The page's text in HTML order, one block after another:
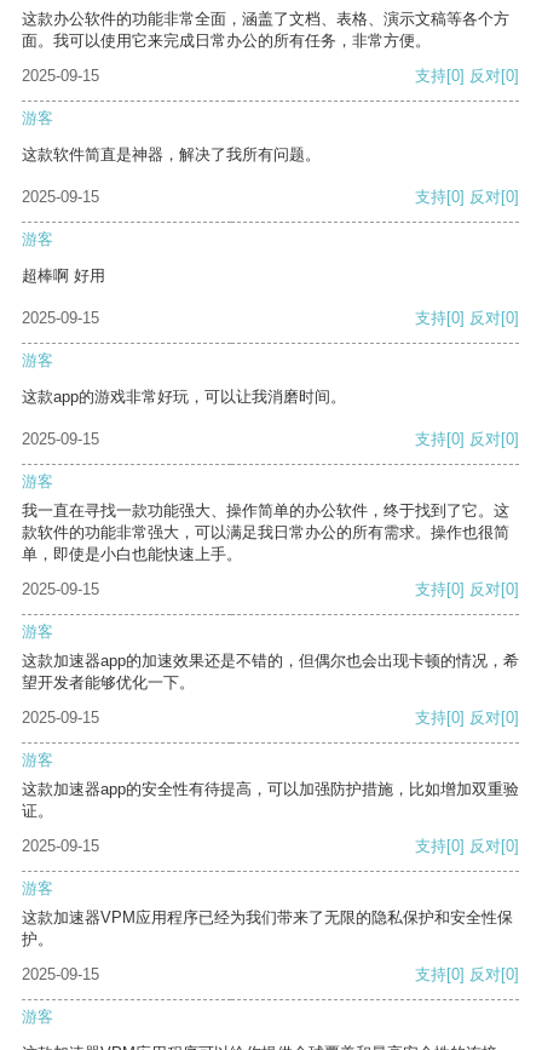
这款办公软件的功能非常全面，涵盖了文档、表格、演示文稿等各个方
面。我可以使用它来完成日常办公的所有任务，非常方便。
2025-09-15
支持[0] 反对[0]
游客
这款软件简直是神器，解决了我所有问题。
2025-09-15 支持[0] 反对[0]
游客
超棒啊 好用
2025-09-15 支持[0] 反对[0]
游客
这款app的游戏非常好玩，可以让我消磨时间。
2025-09-15 支持[0] 反对[0]
游客
我一直在寻找一款功能强大、操作简单的办公软件，终于找到了它。这
款软件的功能非常强大，可以满足我日常办公的所有需求。操作也很简
单，即使是小白也能快速上手。
2025-09-15
支持[0] 反对[0]
游客
这款加速器app的加速效果还是不错的，但偶尔也会出现卡顿的情况，希
望开发者能够优化一下。
2025-09-15
支持[0] 反对[0]
游客
这款加速器app的安全性有待提高，可以加强防护措施，比如增加双重验
证。
2025-09-15
支持[0] 反对[0]
游客
这款加速器VPM应用程序已经为我们带来了无限的隐私保护和安全性保
护。
2025-09-15
支持[0] 反对[0]
游客